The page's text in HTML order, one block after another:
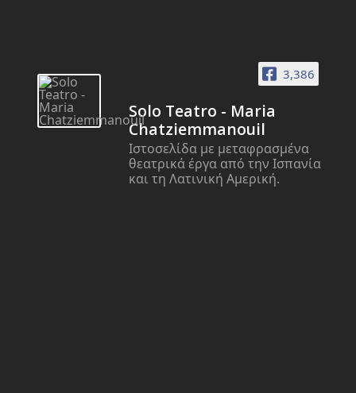
3,386
Solo Teatro - Maria
Chatziemmanouil
Ιστοσελίδα με μεταφρασμένα
θεατρικά έργα από την Ισπανία
και τη Λατινική Αμερική.